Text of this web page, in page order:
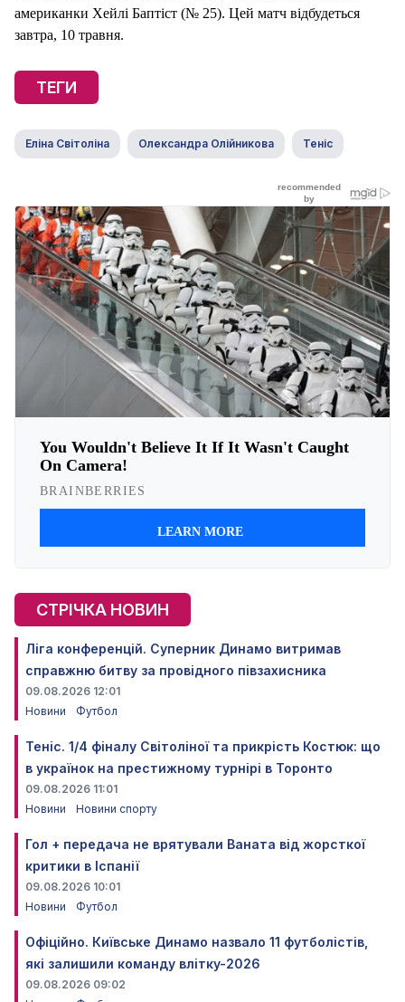
американки Хейлі Баптіст (№ 25). Цей матч відбудеться
завтра, 10 травня.
ТЕГИ
Еліна Світоліна Олександра Олійникова Теніс
СТРІЧКА НОВИН
Ліга конференцій. Суперник Динамо витримав
справжню битву за провідного півзахисника
09.08.2026 12:01
Новини
Футбол
Теніс. 1/4 фіналу Світоліної та прикрість Костюк: що
в українок на престижному турнірі в Торонто
09.08.2026 11:01
Новини
Новини спорту
Гол + передача не врятували Ваната від жорсткої
критики в Іспанії
09.08.2026 10:01
Новини
Футбол
Офіційно. Київське Динамо назвало 11 футболістів,
які залишили команду влітку-2026
09.08.2026 09:02